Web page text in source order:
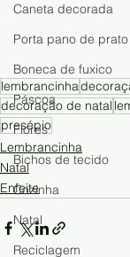
Caneta decorada
Porta pano de prato
Boneca de fuxico
Páscoa
Flores
Bichos de tecido
Cozinha
Natal
Reciclagem
lembrancinha
decoração de natal
presépio
Lembrancinha
Natal
Enfeite